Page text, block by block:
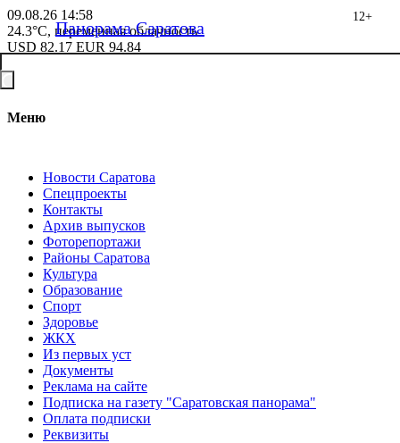
09.08.26 14:58
24.3°C, переменная облачность
USD 82.17 EUR 94.84
Меню
Новости Саратова
Спецпроекты
Контакты
Архив выпусков
Фоторепортажи
Районы Саратова
Культура
Образование
Спорт
Здоровье
ЖКХ
Из пеpвых уст
Документы
Реклама на сайте
Подписка на газету "Саратовская панорама"
Оплата подписки
Реквизиты
Панорама Саратова
12+